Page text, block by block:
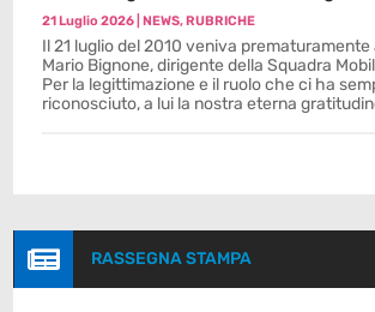
21 Luglio 2026 |NEWS,RUBRICHE
Il 21 luglio del 2010 veniva prematuramente
Mario Bignone, dirigente della Squadra
Per la legittimazione e il ruolo che ci ha
riconosciuto, a lui la nostra eterna
 RASSEGNA STAMPA